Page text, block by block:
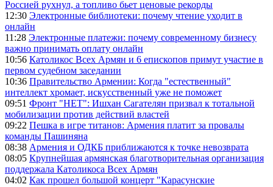
Россией рухнул, а топливо бьет ценовые рекорды
12:30 Электронные библиотеки: почему чтение уходит в
онлайн
11:28 Электронные платежи: почему современному бизнесу
важно принимать оплату онлайн
10:56 Католикос Всех Армян и 6 епископов примут участие в
первом судебном заседании
10:36 Правительство Армении: Когда "естественный"
интеллект хромает, искусственный уже не поможет
09:51 Фронт "НЕТ": Ишхан Сагателян призвал к тотальной
мобилизации против действий властей
09:22 Пешка в игре титанов: Армения платит за провалы
команды Пашиняна
08:38 Армения и ОДКБ приближаются к точке невозврата
08:05 Крупнейшая армянская благотворительная организация
поддержала Католикоса Всех Армян
04:02 Как прошел большой концерт "Карасунские